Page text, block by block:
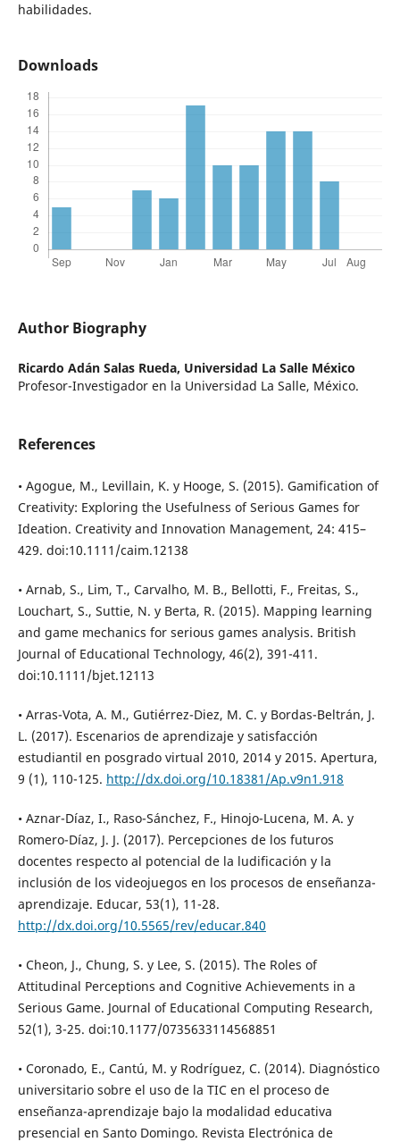
habilidades.
Downloads
Author Biography
Ricardo Adán Salas Rueda, Universidad La Salle México
Profesor-Investigador en la Universidad La Salle, México.
References
• Agogue, M., Levillain, K. y Hooge, S. (2015). Gamification of
Creativity: Exploring the Usefulness of Serious Games for
Ideation. Creativity and Innovation Management, 24: 415–
429. doi:10.1111/caim.12138
• Arnab, S., Lim, T., Carvalho, M. B., Bellotti, F., Freitas, S.,
Louchart, S., Suttie, N. y Berta, R. (2015). Mapping learning
and game mechanics for serious games analysis. British
Journal of Educational Technology, 46(2), 391-411.
doi:10.1111/bjet.12113
• Arras-Vota, A. M., Gutiérrez-Diez, M. C. y Bordas-Beltrán, J.
L. (2017). Escenarios de aprendizaje y satisfacción
estudiantil en posgrado virtual 2010, 2014 y 2015. Apertura,
9 (1), 110-125. http://dx.doi.org/10.18381/Ap.v9n1.918
• Aznar-Díaz, I., Raso-Sánchez, F., Hinojo-Lucena, M. A. y
Romero-Díaz, J. J. (2017). Percepciones de los futuros
docentes respecto al potencial de la ludificación y la
inclusión de los videojuegos en los procesos de enseñanza-
aprendizaje. Educar, 53(1), 11-28.
http://dx.doi.org/10.5565/rev/educar.840
• Cheon, J., Chung, S. y Lee, S. (2015). The Roles of
Attitudinal Perceptions and Cognitive Achievements in a
Serious Game. Journal of Educational Computing Research,
52(1), 3-25. doi:10.1177/0735633114568851
• Coronado, E., Cantú, M. y Rodríguez, C. (2014). Diagnóstico
universitario sobre el uso de la TIC en el proceso de
enseñanza-aprendizaje bajo la modalidad educativa
presencial en Santo Domingo. Revista Electrónica de